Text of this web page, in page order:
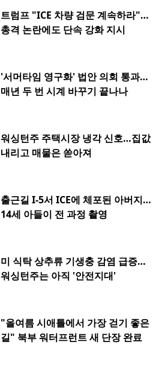
트럼프 "ICE 차량 검문 계속하라"…
총격 논란에도 단속 강화 지시
'서머타임 영구화' 법안 의회 통과…
매년 두 번 시계 바꾸기 끝나나
워싱턴주 주택시장 냉각 신호…집값
내리고 매물은 쏟아져
출근길 I-5서 ICE에 체포된 아버지…
14세 아들이 전 과정 촬영
미 식탁 상추류 기생충 감염 급증…
워싱턴주는 아직 '안전지대'
"올여름 시애틀에서 가장 걷기 좋은
길" 북부 워터프런트 새 단장 완료